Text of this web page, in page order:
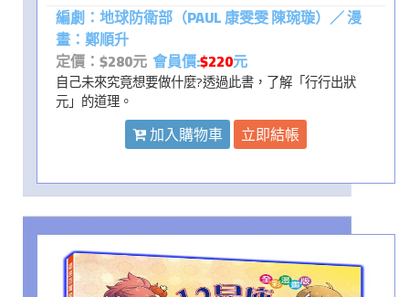
編劇：地球防衛部（PAUL 康雯雯 陳琬璇）／ 漫
畫：鄭順升
定價：$280元 會員價:$220元
自己未來究竟想要做什麼?透過此書，了解「行行出狀
元」的道理。
加入購物車 立即結帳